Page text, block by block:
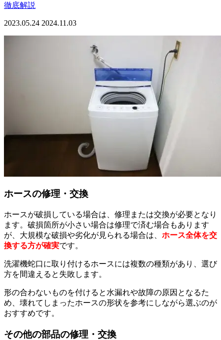
徹底解説
2023.05.24 2024.11.03
ホースの修理・交換
ホースが破損している場合は、修理または交換が必要となり
ます。破損箇所が小さい場合は修理で済む場合もあります
が、大規模な破損や劣化が見られる場合は、 ホース全体を交
換する方が確実です。
洗濯機蛇口に取り付けるホースには複数の種類があり、選び
方を間違えると失敗します。
形の合わないものを付けると水漏れや故障の原因となるた
め、壊れてしまったホースの形状を参考にしながら選ぶのが
おすすめです。
その他の部品の修理・交換